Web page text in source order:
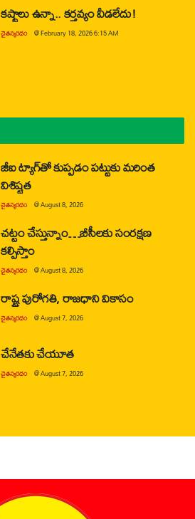
కష్టాలు ఉన్నా.. కర్తవ్యం వీడలేదు!
చైతన్యరధం @February 18, 2026 6:15 AM
జీఐ ట్యాగ్‌తో కుప్పడం పట్టుకు మరింత
విశిష్టత
చైతన్యరధం @August 8, 2026
చట్టం చేస్తున్నాం…బీసీలకు సంరక్షణ
కల్పిస్తాం
చైతన్యరధం @August 8, 2026
రాష్ట్ర పురోగతి, రాజధాని వికాసం
చైతన్యరధం @August 7, 2026
చేనేతకు చేయూత
చైతన్యరధం @August 7, 2026